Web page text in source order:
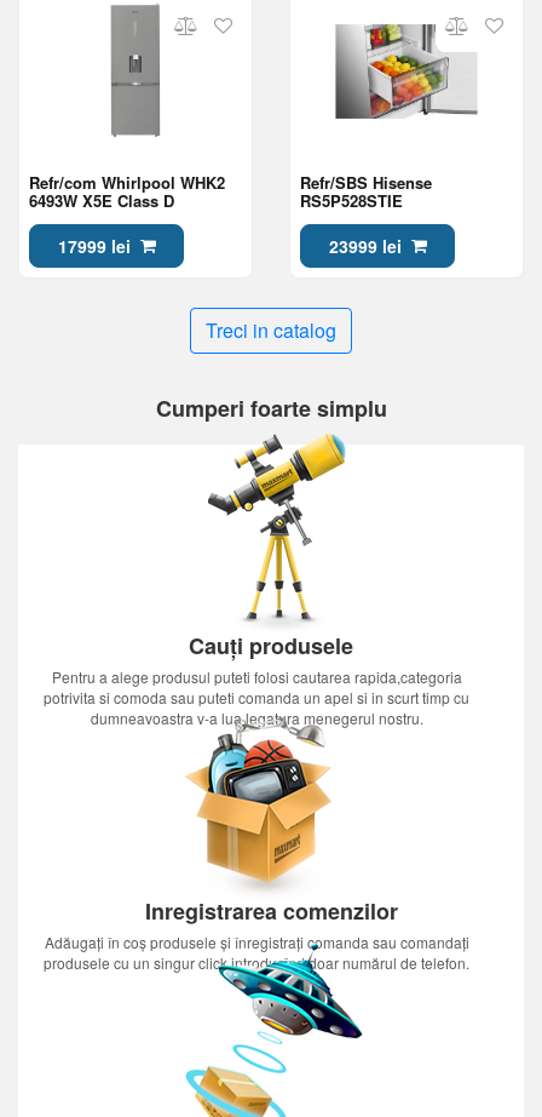
Refr/com Whirlpool WHK2
6493W X5E Class D
17999 lei
Refr/SBS Hisense
RS5P528STIE
23999 lei
Treci in catalog
Cumperi foarte simplu
Cauți produsele
Pentru a alege produsul puteti folosi cautarea rapida,categoria
potrivita si comoda sau puteti comanda un apel si in scurt timp cu
dumneavoastra v-a lua legatura menegerul nostru.
Inregistrarea comenzilor
Adăugați în coș produsele și înregistrați comanda sau comandați
produsele cu un singur click introducînd doar numărul de telefon.